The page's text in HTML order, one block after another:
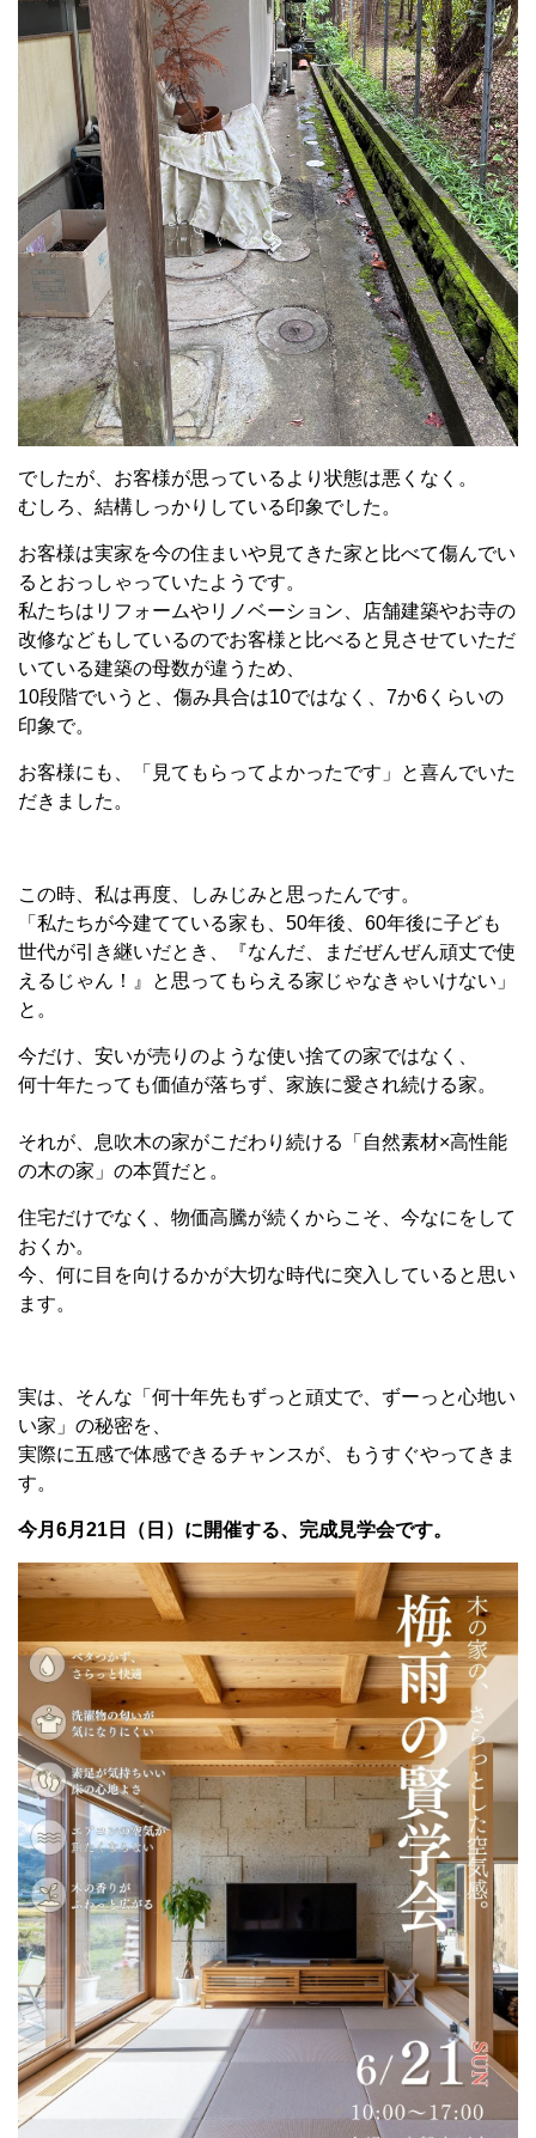
でしたが、お客様が思っているより状態は悪くなく。
むしろ、結構しっかりしている印象でした。
お客様は実家を今の住まいや見てきた家と比べて傷んでい
るとおっしゃっていたようです。
私たちはリフォームやリノベーション、店舗建築やお寺の
改修などもしているのでお客様と比べると見させていただ
いている建築の母数が違うため、
10段階でいうと、傷み具合は10ではなく、7か6くらいの
印象で。
お客様にも、「見てもらってよかったです」と喜んでいた
だきました。
この時、私は再度、しみじみと思ったんです。
「私たちが今建てている家も、50年後、60年後に子ども
世代が引き継いだとき、『なんだ、まだぜんぜん頑丈で使
えるじゃん！』と思ってもらえる家じゃなきゃいけない」
と。
今だけ、安いが売りのような使い捨ての家ではなく、
何十年たっても価値が落ちず、家族に愛され続ける家。
それが、息吹木の家がこだわり続ける「自然素材×高性能
の木の家」の本質だと。
住宅だけでなく、物価高騰が続くからこそ、今なにをして
おくか。
今、何に目を向けるかが大切な時代に突入していると思い
ます。
実は、そんな「何十年先もずっと頑丈で、ずーっと心地い
い家」の秘密を、
実際に五感で体感できるチャンスが、もうすぐやってきま
す。
今月6月21日（日）に開催する、完成見学会です。